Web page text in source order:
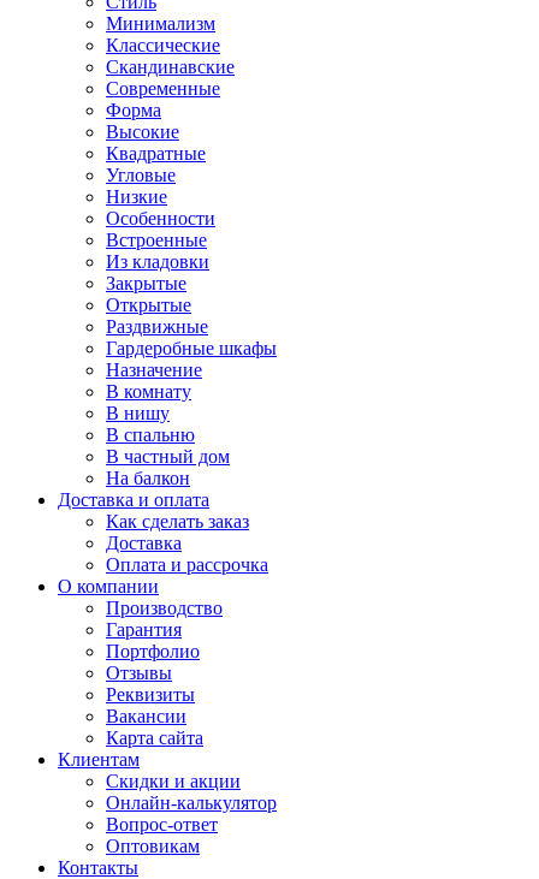
Минимализм
Классические
Скандинавские
Современные
Форма
Высокие
Квадратные
Угловые
Низкие
Особенности
Встроенные
Из кладовки
Закрытые
Открытые
Раздвижные
Гардеробные шкафы
Назначение
В комнату
В нишу
В спальню
В частный дом
На балкон
Доставка и оплата
Как сделать заказ
Доставка
Оплата и рассрочка
О компании
Производство
Гарантия
Портфолио
Отзывы
Реквизиты
Вакансии
Карта сайта
Клиентам
Скидки и акции
Онлайн-калькулятор
Вопрос-ответ
Оптовикам
Контакты